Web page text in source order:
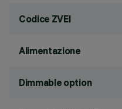
Codice ZVEI
Alimentazione
Dimmable option